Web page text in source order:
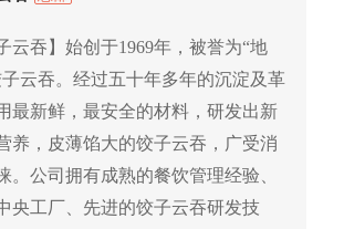
云吞】始创于1969年，被誉为“地
云吞。经过五十年多年的沉淀及革
最新鲜，最安全的材料，研发出新
养，皮薄馅大的饺子云吞，广受消
。公司拥有成熟的餐饮管理经验、
央工厂、先进的饺子云吞研发技